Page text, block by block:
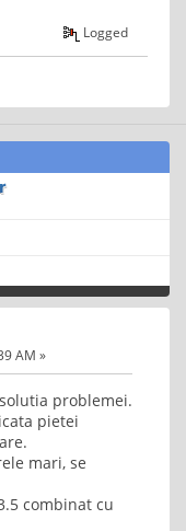
Logged
AM »
problemei.
pietei
mari, se
combinat cu